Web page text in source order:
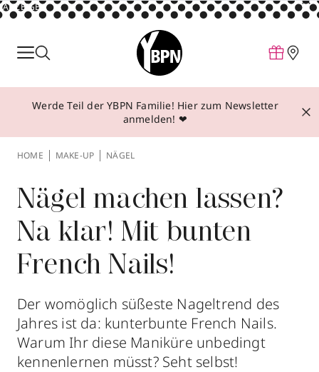
ANZEIGE
Parfum
Make-up
Behandlungen
Über YBPN
Aktionen
Storefinder
Werde Teil der YBPN Familie! Hier zum Newsletter
anmelden! ❤
HOME MAKE-UP NÄGEL
Nägel machen lassen?
Na klar! Mit bunten
French Nails!
Der womöglich süßeste Nageltrend des
Jahres ist da: kunterbunte French Nails.
Warum Ihr diese Maniküre unbedingt
kennenlernen müsst? Seht selbst!